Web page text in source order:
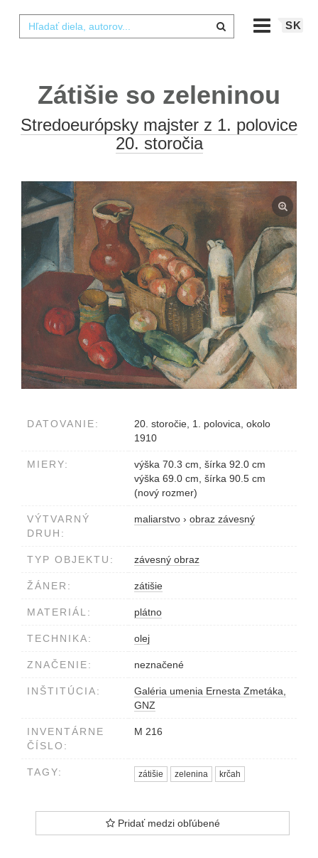
SK
Zátišie so zeleninou
Stredoeurópsky majster z 1. polovice
20. storočia
DATOVANIE:
20. storočie, 1. polovica, okolo
1910
MIERY:
výška 70.3 cm, šírka 92.0 cm
výška 69.0 cm, šírka 90.5 cm
(nový rozmer)
VÝTVARNÝ
DRUH:
maliarstvo › obraz závesný
TYP OBJEKTU: závesný obraz
ŽÁNER: zátišie
MATERIÁL: plátno
TECHNIKA: olej
ZNAČENIE: neznačené
INŠTITÚCIA:
Galéria umenia Ernesta Zmetáka,
GNZ
INVENTÁRNE
ČÍSLO:
M 216
TAGY: zátišie zelenina krčah
Pridať medzi obľúbené